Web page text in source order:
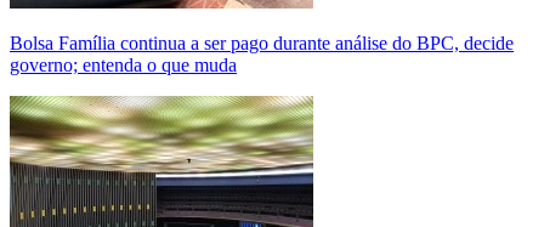
Bolsa Família continua a ser pago durante análise do BPC, decide
governo; entenda o que muda